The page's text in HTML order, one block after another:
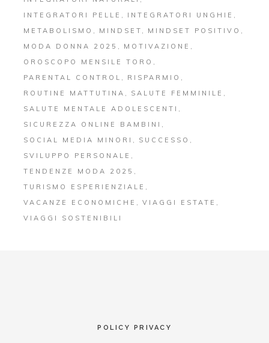
INTEGRATORI PELLE
INTEGRATORI UNGHIE
METABOLISMO
MINDSET
MINDSET POSITIVO
MODA DONNA 2025
MOTIVAZIONE
OROSCOPO MENSILE TORO
PARENTAL CONTROL
RISPARMIO
ROUTINE MATTUTINA
SALUTE FEMMINILE
SALUTE MENTALE ADOLESCENTI
SICUREZZA ONLINE BAMBINI
SOCIAL MEDIA MINORI
SUCCESSO
SVILUPPO PERSONALE
TENDENZE MODA 2025
TURISMO ESPERIENZIALE
VACANZE ECONOMICHE
VIAGGI ESTATE
VIAGGI SOSTENIBILI
POLICY PRIVACY